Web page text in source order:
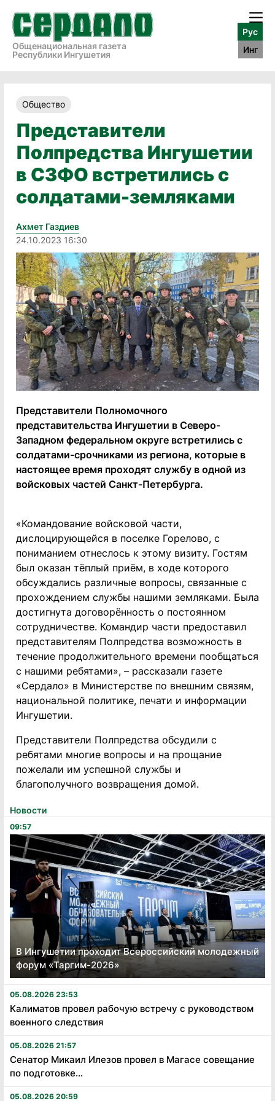
Общенациональная газета
Республики Ингушетия
Рус
Инг
Новости
09:57
В Ингушетии проходит Всероссийский молодежный
форум «Таргим-2026»
05.08.2026 23:53
Калиматов провел рабочую встречу с руководством
военного следствия
05.08.2026 21:57
Сенатор Микаил Илезов провел в Магасе совещание
по подготовке...
05.08.2026 20:59
Общество
Представители
Полпредства Ингушетии
в СЗФО встретились с
солдатами-земляками
Ахмет Газдиев
24.10.2023 16:30
Представители Полномочного
представительства Ингушетии в Северо-
Западном федеральном округе встретились с
солдатами-срочниками из региона, которые в
настоящее время проходят службу в одной из
войсковых частей Санкт-Петербурга.
«Командование войсковой части,
дислоцирующейся в поселке Горелово, с
пониманием отнеслось к этому визиту. Гостям
был оказан тёплый приём, в ходе которого
обсуждались различные вопросы, связанные с
прохождением службы нашими земляками. Была
достигнута договорённость о постоянном
сотрудничестве. Командир части предоставил
представителям Полпредства возможность в
течение продолжительного времени пообщаться
с нашими ребятами», – рассказали газете
«Сердало» в Министерстве по внешним связям,
национальной политике, печати и информации
Ингушетии.
Представители Полпредства обсудили с
ребятами многие вопросы и на прощание
пожелали им успешной службы и
благополучного возвращения домой.